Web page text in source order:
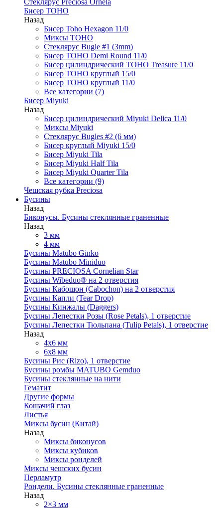
Стеклярус Preciosa Ornela
Бисер TOHO
Назад
Бисер Toho Hexagon 11/0
Миксы TOHO
Стеклярус Bugle #1 (3mm)
Бисер TOHO Demi Round 11/0
Бисер цилиндрический TOHO Treasure 11/0
Бисер TOHO круглый 15/0
Бисер TOHO круглый 11/0
Все категории (7)
Бисер Miyuki
Назад
Бисер цилиндрический Miyuki Delica 11/0
Миксы Miyuki
Стеклярус Bugles #2 (6 мм)
Бисер круглый Miyuki 15/0
Бисер Miyuki Tila
Бисер Miyuki Half Tila
Бисер Miyuki Quarter Tila
Все категории (9)
Чешская рубка Preciosa
Бусины
Назад
Биконусы. Бусины стеклянные граненные
Назад
3 мм
4 мм
Бусины Matubo Ginko
Бусины Matubo Miniduo
Бусины PRECIOSA Cornelian Star
Бусины Wibeduo® на 2 отверстия
Бусины Кабошон (Cabochon) на 2 отверстия
Бусины Капли (Tear Drop)
Бусины Кинжалы (Daggers)
Бусины Лепестки Розы (Rose Petals), 1 отверстие
Бусины Лепестки Тюльпана (Tulip Petals), 1 отверстие
Назад
4x6 мм
6x8 мм
Бусины Рис (Rizo), 1 отверстие
Бусины ромбы MATUBO Gemduo
Бусины стеклянные на нити
Гематит
Другие формы
Кошачий глаз
Листья
Миксы бусин (Китай)
Назад
Миксы биконусов
Миксы кубиков
Миксы ронделей
Миксы чешских бусин
Перламутр
Рондели. Бусины стеклянные граненные
Назад
2×3 мм